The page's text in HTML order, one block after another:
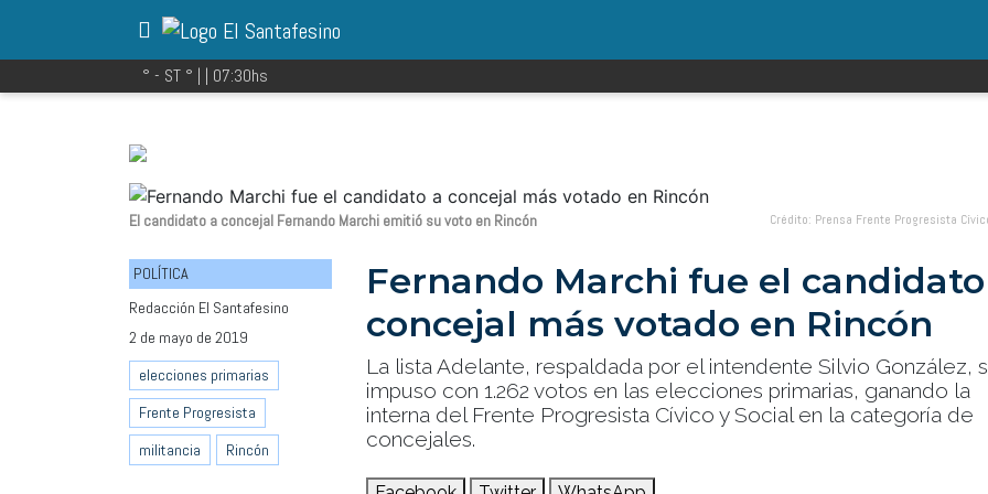
° - ST ° | | 07:30hs
El candidato a concejal Fernando Marchi emitió su voto en Rincón Crédito: Prensa Frente Progresista
POLÍTICA
Redacción El Santafesino
2 de mayo de 2019
elecciones primarias
Frente Progresista
militancia
Rincón
Fernando Marchi fue el candidato
concejal más votado en Rincón
La lista Adelante, respaldada por el intendente Silvio González,
impuso con 1.262 votos en las elecciones primarias, ganando la
interna del Frente Progresista Cívico y Social en la categoría de
concejales.